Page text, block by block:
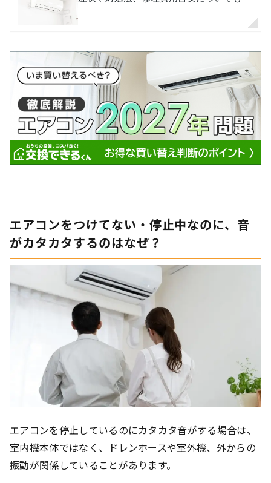
エアコンをつけてない・停止中なのに、音
がカタカタするのはなぜ？
エアコンを停止しているのにカタカタ音がする場合は、
室内機本体ではなく、ドレンホースや室外機、外からの
振動が関係していることがあります。